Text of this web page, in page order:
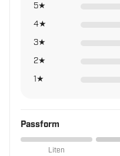
5★
4★
3★
2★
1★
Passform
Liten